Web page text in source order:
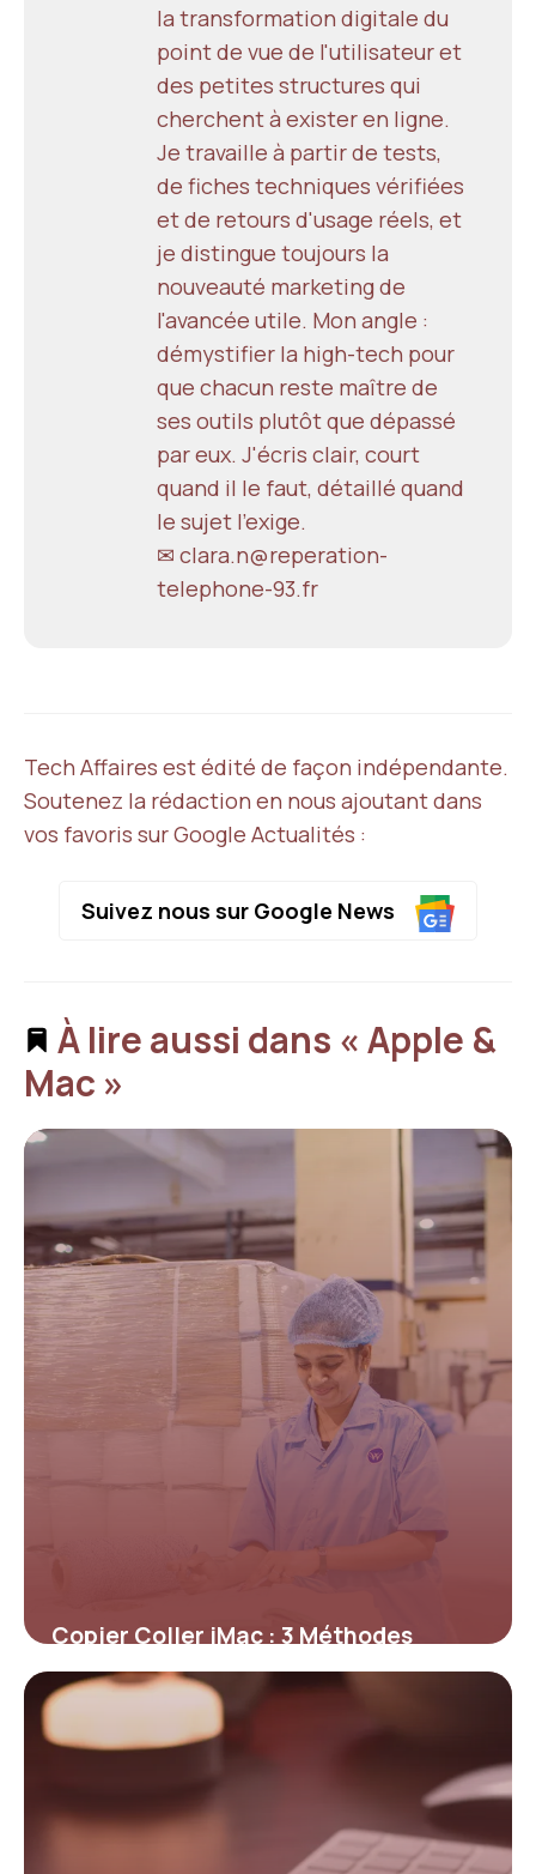
la transformation digitale du
point de vue de l'utilisateur et
des petites structures qui
cherchent à exister en ligne.
Je travaille à partir de tests,
de fiches techniques vérifiées
et de retours d'usage réels, et
je distingue toujours la
nouveauté marketing de
l'avancée utile. Mon angle :
démystifier la high-tech pour
que chacun reste maître de
ses outils plutôt que dépassé
par eux. J'écris clair, court
quand il le faut, détaillé quand
le sujet l'exige.
✉ clara.n@reperation-
telephone-93.fr
Tech Affaires est édité de façon indépendante.
Soutenez la rédaction en nous ajoutant dans
vos favoris sur Google Actualités :
Suivez nous sur Google News
À lire aussi dans « Apple &
Mac »
Copier Coller iMac : 3 Méthodes
Rapides